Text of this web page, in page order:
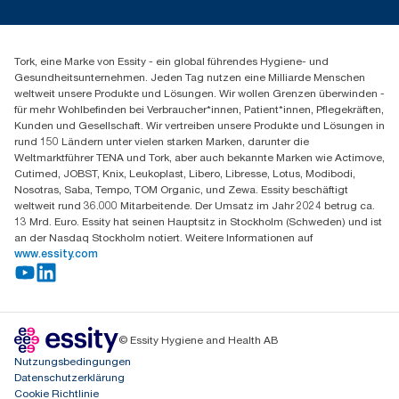
Produktreklamation
Spenderreklamation
+49 (0)621/778 4700
Essity Professional Hygiene Germany GmbH
Sandhofer Straße 176
68305 Mannheim
Mo-Do 8:00-16:30 Uhr | Fr 8:00-15:00
Tork, eine Marke von Essity - ein global führendes Hygiene- und
Gesundheitsunternehmen. Jeden Tag nutzen eine Milliarde Menschen
weltweit unsere Produkte und Lösungen. Wir wollen Grenzen überwinden -
für mehr Wohlbefinden bei Verbraucher*innen, Patient*innen, Pflegekräften,
Kunden und Gesellschaft. Wir vertreiben unsere Produkte und Lösungen in
rund 150 Ländern unter vielen starken Marken, darunter die
Weltmarktführer TENA und Tork, aber auch bekannte Marken wie Actimove,
Cutimed, JOBST, Knix, Leukoplast, Libero, Libresse, Lotus, Modibodi,
Nosotras, Saba, Tempo, TOM Organic, und Zewa. Essity beschäftigt
weltweit rund 36.000 Mitarbeitende. Der Umsatz im Jahr 2024 betrug ca.
13 Mrd. Euro. Essity hat seinen Hauptsitz in Stockholm (Schweden) und ist
an der Nasdaq Stockholm notiert. Weitere Informationen auf
www.essity.com
© Essity Hygiene and Health AB
Nutzungsbedingungen
Datenschutzerklärung
Cookie Richtlinie